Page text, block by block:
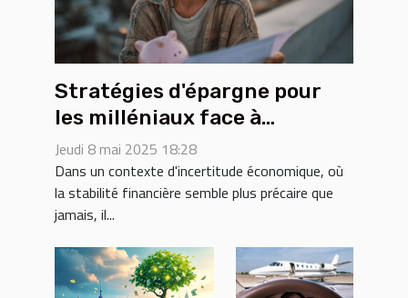
Stratégies d'épargne pour
les milléniaux face à
l'incertitude économique
actuelle
Jeudi 8 mai 2025 18:28
Dans un contexte d'incertitude économique, où
la stabilité financière semble plus précaire que
jamais, il...